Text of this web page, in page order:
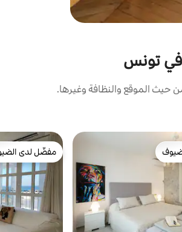
في تونس
حيث الموقع والنظافة وغيرها.
لدى الضيوف مفضّل لدى
مفضّل لدى